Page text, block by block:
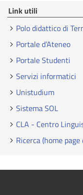
Link utili
Polo didattico di
Portale d’Ateneo
Portale Studenti
Servizi informatici
Unistudium
Sistema SOL
CLA - Centro
Ricerca (home